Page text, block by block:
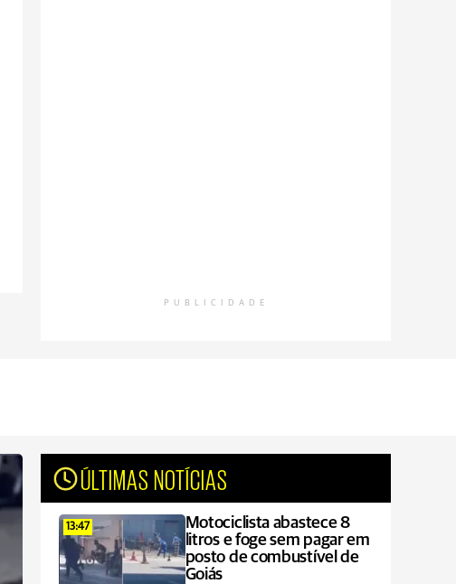
PUBLICIDADE
ÚLTIMAS NOTÍCIAS
13:47
Motociclista abastece 8
litros e foge sem pagar em
posto de combustível de
Goiás